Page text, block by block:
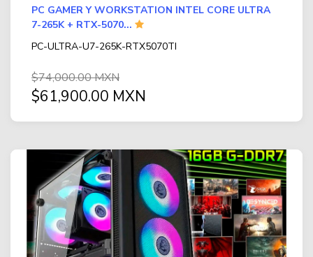
PC GAMER Y WORKSTATION INTEL CORE ULTRA
7-265K + RTX-5070...
PC-ULTRA-U7-265K-RTX5070TI
$74,000.00 MXN
$61,900.00 MXN